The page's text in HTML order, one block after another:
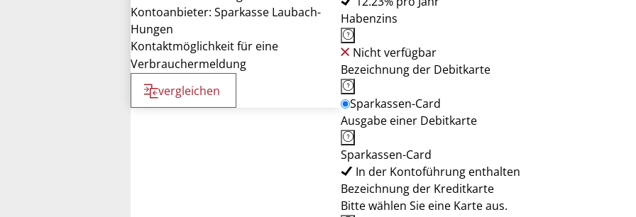
Kontoanbieter: Sparkasse Laubach-
Hungen
Kontaktmöglichkeit für eine
Verbrauchermeldung
vergleichen
Habenzins
Nicht verfügbar
Bezeichnung der Debitkarte
Sparkassen-Card
Ausgabe einer Debitkarte
Sparkassen-Card
In der Kontoführung enthalten
Bezeichnung der Kreditkarte
Bitte wählen Sie eine Karte aus.